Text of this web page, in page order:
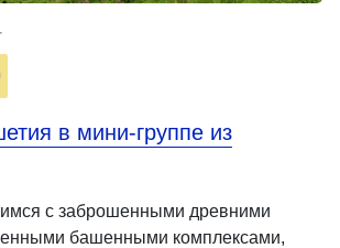
в мини-группе из
с заброшенными древними
башенными комплексами,